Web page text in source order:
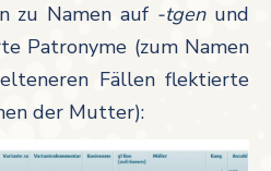
zu Namen auf -tgen und
Patronyme (zum Namen
Fällen flektierte
der Mutter):